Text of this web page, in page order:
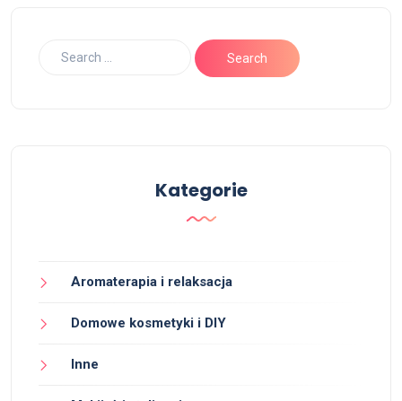
Kategorie
Aromaterapia i relaksacja
Domowe kosmetyki i DIY
Inne